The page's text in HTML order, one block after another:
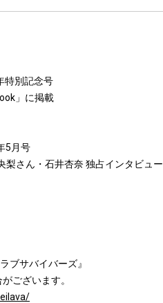
特別記念号
」に掲載
5月号
梨さん・石井杏奈 独占インタビュー
ブサバイバーズ』
ございます。